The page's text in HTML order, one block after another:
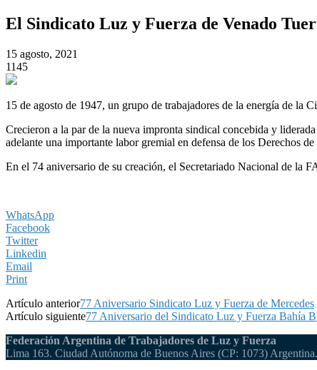
El Sindicato Luz y Fuerza de Venado
15 agosto, 2021
1145
15 de agosto de 1947, un grupo de trabajadores de la energía de la
Crecieron a la par de la nueva impronta sindical concebida y
adelante una importante labor gremial en defensa de los Derechos
En el 74 aniversario de su creación, el Secretariado Nacional de la
WhatsApp
Facebook
Twitter
Linkedin
Email
Print
Artículo anterior77 Aniversario Sindicato Luz y Fuerza de Mercedes
Artículo siguiente77 Aniversario del Sindicato Luz y Fuerza Bahía
Federación Argentina de Trabajadores de Luz y Fuerza
Lima 163. Ciudad Autónoma de Buenos Aires (CP: 1073) Argentina.